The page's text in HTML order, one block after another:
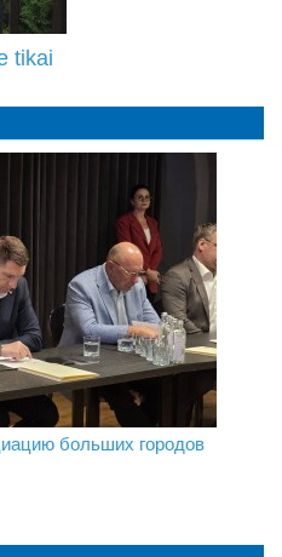
tikai
усилениябольших городов
расскажет
возможностями